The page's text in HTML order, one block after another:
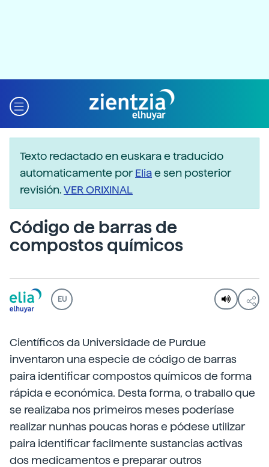
Texto redactado en euskara e traducido
automaticamente porEliae sen posterior
revisión.VER ORIXINAL
Código de barras de
compostos químicos
EU
Científicos da Universidade de Purdue
inventaron una especie de código de barras
paira identificar compostos químicos de forma
rápida e económica. Desta forma, o traballo que
se realizaba nos primeiros meses poderíase
realizar nunhas poucas horas e pódese utilizar
paira identificar facilmente sustancias activas
dos medicamentos e preparar outros